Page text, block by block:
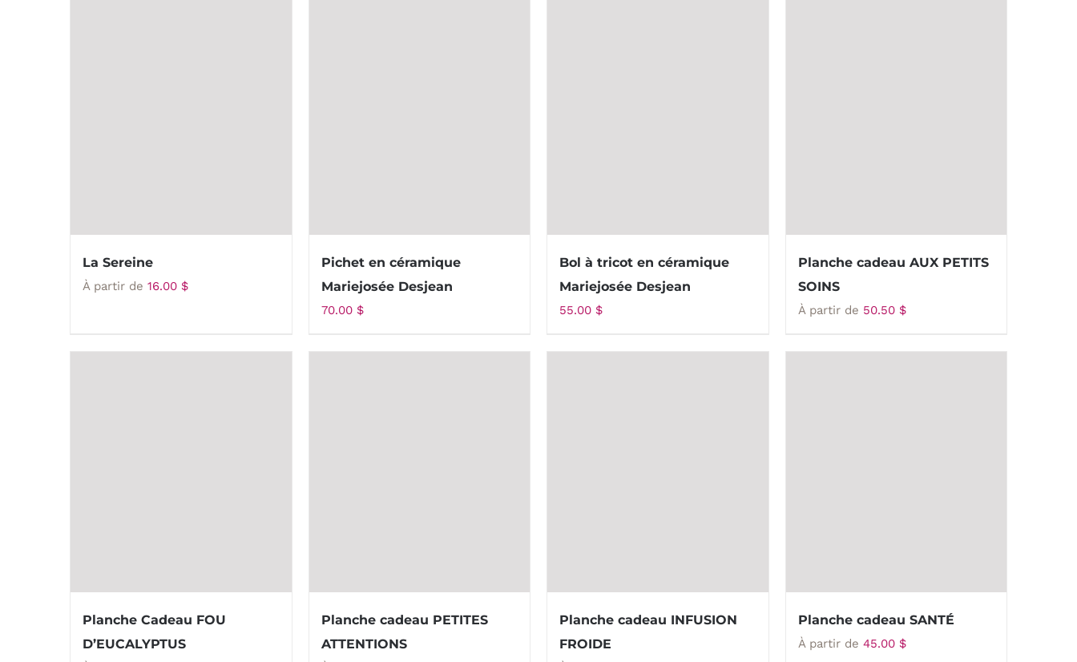
La Sereine
À partir de 16.00 $
Pichet en céramique
Mariejosée Desjean
70.00 $
Bol à tricot en céramique
Mariejosée Desjean
55.00 $
Planche cadeau AUX PETITS
SOINS
À partir de 50.50 $
Planche Cadeau FOU
D’EUCALYPTUS
Planche cadeau PETITES
ATTENTIONS
Planche cadeau INFUSION
FROIDE
Planche cadeau SANTÉ
À partir de 45.00 $